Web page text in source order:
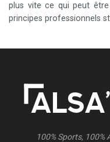
plus vite ce qui peut être
principes professionnels
100% Sports,